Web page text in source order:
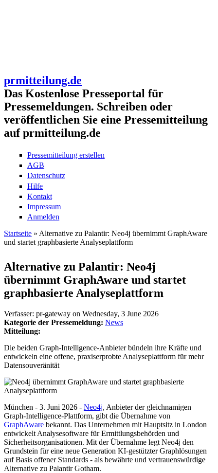
prmitteilung.de
Das Kostenlose Presseportal für
Pressemeldungen. Schreiben oder
veröffentlichen Sie eine Pressemitteilung
auf prmitteilung.de
Pressemitteilung erstellen
AGB
Datenschutz
Hilfe
Kontakt
Impressum
Anmelden
Sie sind hier
Startseite » Alternative zu Palantir: Neo4j übernimmt GraphAware
und startet graphbasierte Analyseplattform
Alternative zu Palantir: Neo4j
übernimmt GraphAware und startet
graphbasierte Analyseplattform
Verfasser: pr-gateway on Wednesday, 3 June 2026
Kategorie der Pressemeldung: News
Mitteilung:
Die beiden Graph-Intelligence-Anbieter bündeln ihre Kräfte und
entwickeln eine offene, praxiserprobte Analyseplattform für mehr
Datensouveränität
München - 3. Juni 2026 - Neo4j, Anbieter der gleichnamigen
Graph-Intelligence-Plattform, gibt die Übernahme von
GraphAware bekannt. Das Unternehmen mit Hauptsitz in London
entwickelt Analysesoftware für Ermittlungsbehörden und
Sicherheitsorganisationen. Mit der Übernahme legt Neo4j den
Grundstein für eine neue Generation KI-gestützter Graphlösungen
auf Basis offener Standards - als bewährte und vertrauenswürdige
Alternative zu Palantir Gotham.